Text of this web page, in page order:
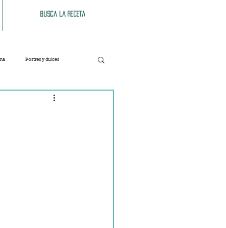
Busca la receta
Postres y dulces
Bebidas